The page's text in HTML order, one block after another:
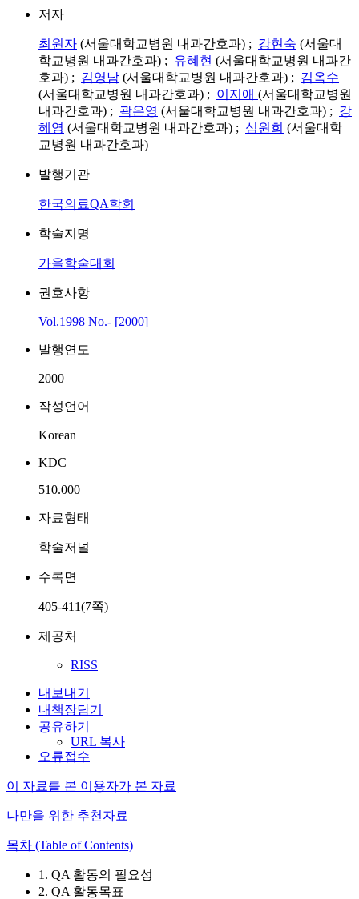
저자
최원자 (서울대학교병원 내과간호과) ; 강현숙 (서울대
학교병원 내과간호과) ; 유혜현 (서울대학교병원 내과간
호과) ; 김영남 (서울대학교병원 내과간호과) ; 김옥수
(서울대학교병원 내과간호과) ; 이지애 (서울대학교병원
내과간호과) ; 곽은영 (서울대학교병원 내과간호과) ; 강
혜영 (서울대학교병원 내과간호과) ; 심원희 (서울대학
교병원 내과간호과)
발행기관
한국의료QA학회
학술지명
가을학술대회
권호사항
Vol.1998 No.- [2000]
발행연도
2000
작성언어
Korean
KDC
510.000
자료형태
학술저널
수록면
405-411(7쪽)
제공처
RISS
내보내기
내책장담기
공유하기
URL 복사
오류접수
이 자료를 본 이용자가 본 자료
나만을 위한 추천자료
목차 (Table of Contents)
1. QA 활동의 필요성
2. QA 활동목표